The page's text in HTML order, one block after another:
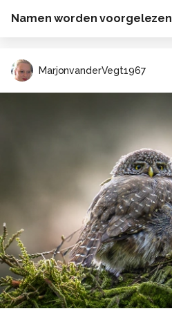
Namen worden voorgelezen
MarjonvanderVegt1967